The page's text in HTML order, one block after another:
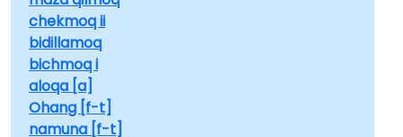
chekmoq ii
bidillamoq
bichmoq i
aloqa [a]
Ohang [f-t]
namuna [f-t]